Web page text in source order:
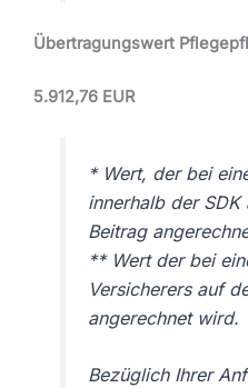
Übertragungswert
5.912,76 EUR
* Wert, der bei
innerhalb der SDK
Beitrag
** Wert der bei
Versicherers auf
angerechnet wird.
Bezüglich Ihrer